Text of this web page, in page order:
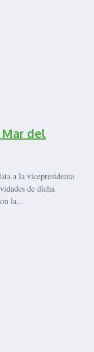
Mar del
a la vicepresidenta
de dicha
la...